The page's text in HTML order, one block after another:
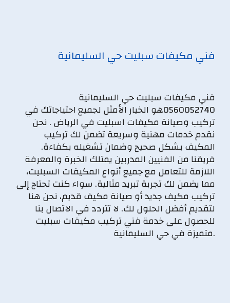
فني مكيفات سبليت حي السليمانية
فني مكيفات سبليت حي السليمانية
0560052740هو الخيار الأمثل لجميع احتياجاتك في
تركيب وصيانة مكيفات اسبليت في الرياض . نحن
نقدم خدمات مهنية وسريعة تضمن لك تركيب
المكيف بشكل صحيح وضمان تشغيله بكفاءة.
فريقنا من الفنيين المدربين يمتلك الخبرة والمعرفة
اللازمة للتعامل مع جميع أنواع المكيفات السبليت،
مما يضمن لك تجربة تبريد مثالية. سواء كنت تحتاج إلى
تركيب مكيف جديد أو صيانة مكيف قديم، نحن هنا
لتقديم أفضل الحلول لك. لا تتردد في الاتصال بنا
للحصول على خدمة فني تركيب مكيفات سبليت
متميزة في حي السليمانية.